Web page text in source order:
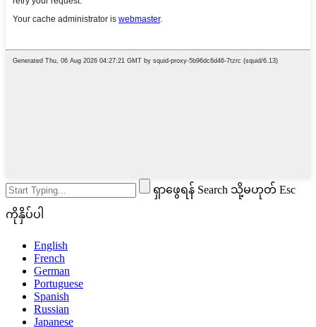
ရှာဖွေရန် Search သို့မဟုတ် Esc
ကိုနှိပ်ပါ
English
French
German
Portuguese
Spanish
Russian
Japanese